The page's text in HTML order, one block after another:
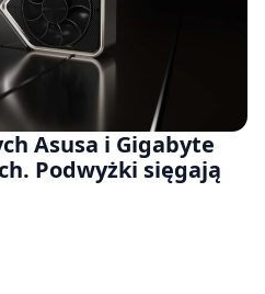
Asusa i Gigabyte
Podwyżki sięgają